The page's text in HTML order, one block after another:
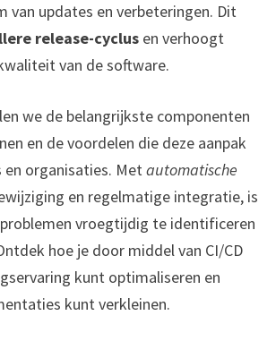
van updates en verbeteringen. Dit
release-cyclusen verhoogt
van de software.
we de belangrijkste componenten
en de voordelen die deze aanpak
organisaties. Metautomatische
en regelmatige integratie, is
vroegtijdig te identificeren
hoe je door middel van CI/CD
kunt optimaliseren en
kunt verkleinen.